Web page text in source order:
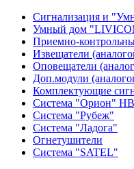
Сигнализация и
Умный дом
Приемно-
Извещатели
Оповещатели
Доп.модули
Комплектующие
Система "Орион"
Система "Рубеж"
Система "Ладога"
Огнетушители
Система "SATEL"